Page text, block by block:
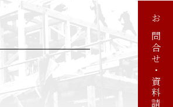
お問合せ・資料請求